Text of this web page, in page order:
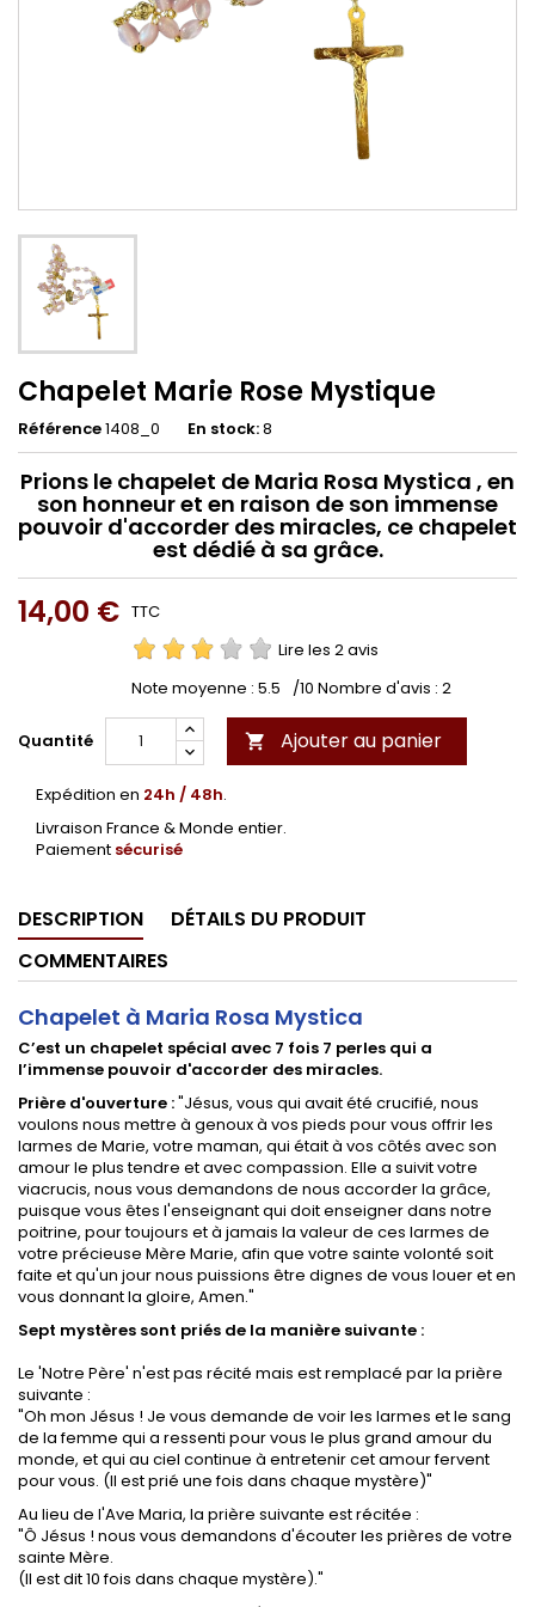
Chapelet Marie Rose Mystique
Référence1408_0 En stock:8
Prions le chapelet de Maria Rosa Mystica , en
son honneur et en raison de son immense
pouvoir d'accorder des miracles, ce chapelet
est dédié à sa grâce.
14,00 € TTC
Lire les 2 avis
Note moyenne : 5.5 /10 Nombre d'avis : 2
Quantité  Ajouter au panier
Expédition en 24h / 48h.
Livraison France & Monde entier.
Paiement sécurisé
DESCRIPTION
DÉTAILS DU PRODUIT
COMMENTAIRES
Chapelet à Maria Rosa Mystica
C’est un chapelet spécial avec 7 fois 7 perles qui a
l’immense pouvoir d'accorder des miracles.
Prière d'ouverture :"Jésus, vous qui avait été crucifié, nous
voulons nous mettre à genoux à vos pieds pour vous offrir les
larmes de Marie, votre maman, qui était à vos côtés avec son
amour le plus tendre et avec compassion. Elle a suivit votre
viacrucis, nous vous demandons de nous accorder la grâce,
puisque vous êtes l'enseignant qui doit enseigner dans notre
poitrine, pour toujours et à jamais la valeur de ces larmes de
votre précieuse Mère Marie, afin que votre sainte volonté soit
faite et qu'un jour nous puissions être dignes de vous louer et en
vous donnant la gloire, Amen."
Sept mystères sont priés de la manière suivante :
Le 'Notre Père' n'est pas récité mais est remplacé par la prière
suivante :
"Oh mon Jésus ! Je vous demande de voir les larmes et le sang
de la femme qui a ressenti pour vous le plus grand amour du
monde, et qui au ciel continue à entretenir cet amour fervent
pour vous. (Il est prié une fois dans chaque mystère)"
Au lieu de l'Ave Maria, la prière suivante est récitée :
"Ô Jésus ! nous vous demandons d'écouter les prières de votre
sainte Mère.
(Il est dit 10 fois dans chaque mystère)."